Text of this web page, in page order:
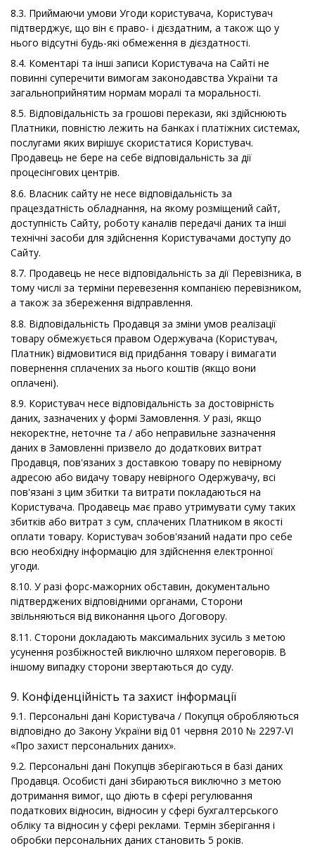
8.3. Приймаючи умови Угоди користувача, Користувач
підтверджує, що він є право- і дієздатним, а також що у
нього відсутні будь-які обмеження в дієздатності.
8.4. Коментарі та інші записи Користувача на Сайті не
повинні суперечити вимогам законодавства України та
загальноприйнятим нормам моралі та моральності.
8.5. Відповідальність за грошові перекази, які здійснюють
Платники, повністю лежить на банках і платіжних системах,
послугами яких вирішує скористатися Користувач.
Продавець не бере на себе відповідальність за дії
процесінгових центрів.
8.6. Власник сайту не несе відповідальність за
працездатність обладнання, на якому розміщений сайт,
доступність Сайту, роботу каналів передачі даних та інші
технічні засоби для здійснення Користувачами доступу до
Сайту.
8.7. Продавець не несе відповідальність за дії Перевізника, в
тому числі за терміни перевезення компанією перевізником,
а також за збереження відправлення.
8.8. Відповідальність Продавця за зміни умов реалізації
товару обмежується правом Одержувача (Користувач,
Платник) відмовитися від придбання товару і вимагати
повернення сплачених за нього коштів (якщо вони
оплачені).
8.9. Користувач несе відповідальність за достовірність
даних, зазначених у формі Замовлення. У разі, якщо
некоректне, неточне та / або неправильне зазначення
даних в Замовленні призвело до додаткових витрат
Продавця, пов'язаних з доставкою товару по невірному
адресою або видачу товару невірного Одержувачу, всі
пов'язані з цим збитки та витрати покладаються на
Користувача. Продавець має право утримувати суму таких
збитків або витрат з сум, сплачених Платником в якості
оплати товару. Користувач зобов'язаний надати про себе
всю необхідну інформацію для здійснення електронної
угоди.
8.10. У разі форс-мажорних обставин, документально
підтверджених відповідними органами, Сторони
звільняються від виконання цього Договору.
8.11. Сторони докладають максимальних зусиль з метою
усунення розбіжностей виключно шляхом переговорів. В
іншому випадку сторони звертаються до суду.
9. Конфіденційність та захист інформації
9.1. Персональні дані Користувача / Покупця обробляються
відповідно до Закону України від 01 червня 2010 № 2297-VI
«Про захист персональних даних».
9.2. Персональні дані Покупців зберігаються в базі даних
Продавця. Особисті дані збираються виключно з метою
дотримання вимог, що діють в сфері регулювання
податкових відносин, відносин у сфері бухгалтерського
обліку та відносин у сфері реклами. Термін зберігання і
обробки персональних даних становить 5 років.